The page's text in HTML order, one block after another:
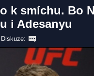
k smíchu. Bo
i Adesanyu
Diskuze: